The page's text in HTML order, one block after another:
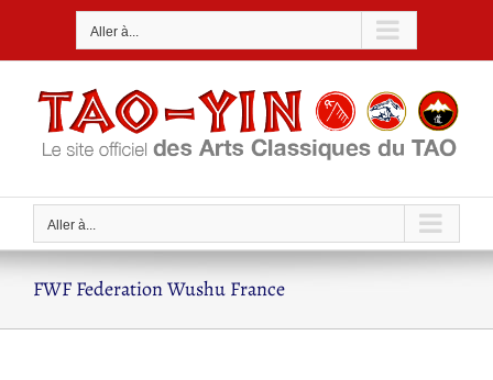
Aller à...
Aller à...
FWF Federation Wushu France